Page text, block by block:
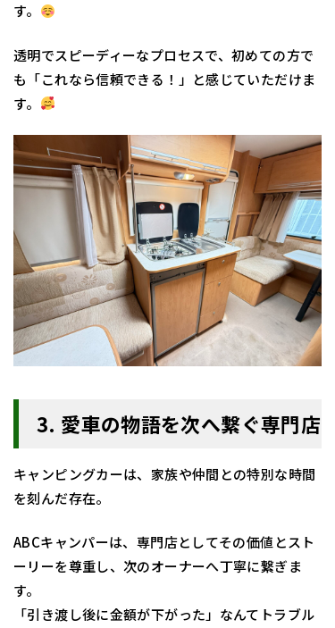
す。
透明でスピーディーなプロセスで、初めての方で
も「これなら信頼できる！」と感じていただけま
す。
3. 愛車の物語を次へ繋ぐ専門店
キャンピングカーは、家族や仲間との特別な時間
を刻んだ存在。
ABCキャンパーは、専門店としてその価値とスト
ーリーを尊重し、次のオーナーへ丁寧に繋ぎま
す。
「引き渡し後に金額が下がった」なんてトラブル